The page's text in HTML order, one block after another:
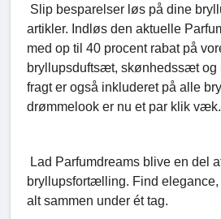
Slip besparelser løs på dine
artikler. Indløs den aktuelle
med op til 40 procent rabat på
bryllupsduftsæt, skønhedssæt og
fragt er også inkluderet på alle
drømmelook er nu et par klik væk.
Lad Parfumdreams blive en del
bryllupsfortælling. Find
alt sammen under ét tag.